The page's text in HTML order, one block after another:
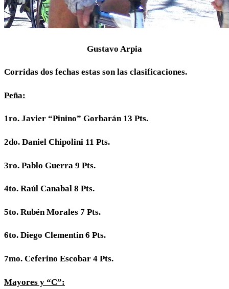
Gustavo Arpia
Corridas dos fechas estas son las clasificaciones.
Peña:
1ro. Javier “Pinino” Gorbarán 13 Pts.
2do. Daniel Chipolini 11 Pts.
3ro. Pablo Guerra 9 Pts.
4to. Raúl Canabal 8 Pts.
5to. Rubén Morales 7 Pts.
6to. Diego Clementin 6 Pts.
7mo. Ceferino Escobar 4 Pts.
Mayores y “C”: